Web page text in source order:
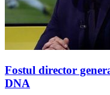
Fostul director
DNA